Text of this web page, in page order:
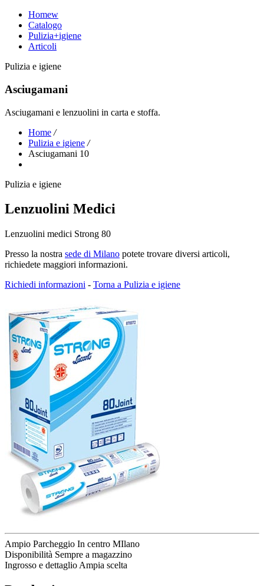
Homew
Catalogo
Pulizia+igiene
Articoli
Pulizia e igiene
Asciugamani
Asciugamani e lenzuolini in carta e stoffa.
Home /
Pulizia e igiene /
Asciugamani 10
Pulizia e igiene
Lenzuolini Medici
Lenzuolini medici Strong 80
Presso la nostra sede di Milano potete trovare diversi articoli,
richiedete maggiori informazioni.
Richiedi informazioni - Torna a Pulizia e igiene
Ampio Parcheggio In centro MIlano
Disponibilità Sempre a magazzino
Ingrosso e dettaglio Ampia scelta